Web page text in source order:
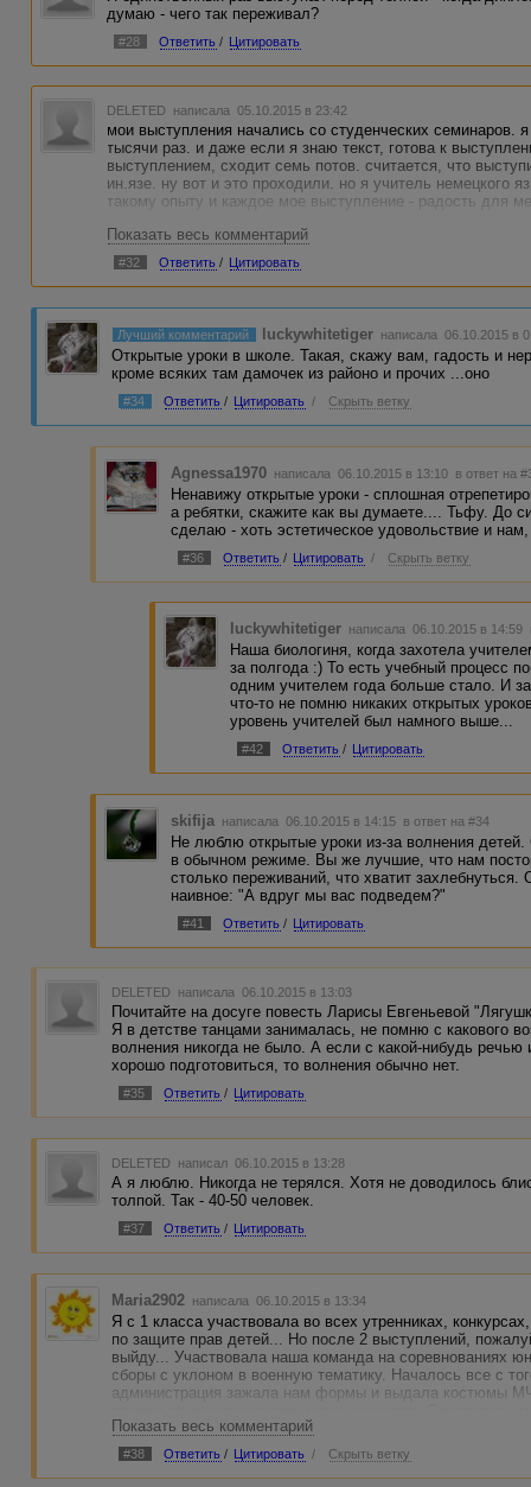
думаю - чего так переживал?
#28 Ответить / Цитировать
DELETED написала 05.10.2015 в 23:42
мои выступления начались со студенческих семинаров.
тысячи раз. и даже если я знаю текст, готова к
выступлением, сходит семь потов. считается, что
ин.язе. ну вот и это проходили. но я учитель немецкого
такому опыту и каждое мое выступление - радость для
Показать весь комментарий
#32 Ответить / Цитировать
Лучший комментарий luckywhitetiger написала 06.10.2015 в
Открытые уроки в школе. Такая, скажу вам, гадость и
кроме всяких там дамочек из районо и прочих ...оно
#34 Ответить / Цитировать / Скрыть ветку
Agnessa1970 написала 06.10.2015 в 13:10 в ответ на
Ненавижу открытые уроки - сплошная
а ребятки, скажите как вы думаете.... Тьфу. До
сделаю - хоть эстетическое удовольствие и
#36 Ответить / Цитировать / Скрыть ветку
luckywhitetiger написала 06.10.2015 в 14:59
Наша биологиня, когда захотела
за полгода :) То есть учебный процесс
одним учителем года больше стало. И
что-то не помню никаких открытых
уровень учителей был намного выше...
#42 Ответить / Цитировать
skifija написала 06.10.2015 в 14:15 в ответ на #34
Не люблю открытые уроки из-за волнения
в обычном режиме. Вы же лучшие, что нам
столько переживаний, что хватит
наивное: "А вдруг мы вас подведем?"
#41 Ответить / Цитировать
DELETED написала 06.10.2015 в 13:03
Почитайте на досуге повесть Ларисы Евгеньевой
Я в детстве танцами занималась, не помню с какового
волнения никогда не было. А если с какой-нибудь речью
хорошо подготовиться, то волнения обычно нет.
#35 Ответить / Цитировать
DELETED написал 06.10.2015 в 13:28
А я люблю. Никогда не терялся. Хотя не доводилось
толпой. Так - 40-50 человек.
#37 Ответить / Цитировать
Maria2902 написала 06.10.2015 в 13:34
Я с 1 класса участвовала во всех утренниках,
по защите прав детей... Но после 2 выступлений,
выйду... Участвовала наша команда на соревнованиях
сборы с уклоном в военную тематику. Началось все с
администрация зажала нам формы и выдала костюмы
экипированных 200 школьников, мягко говоря,
таком виде пройтись на параде перед
придерживая штаны... Во мне то рост 1,59, а форма на
ладно. Потом мы обнаружили, что палатки нашей
Показать весь комментарий
#38 Ответить / Цитировать / Скрыть ветку